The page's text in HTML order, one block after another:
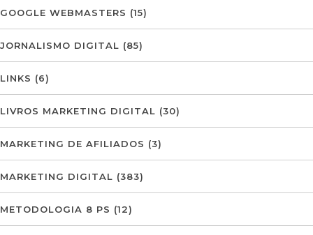
GOOGLE WEBMASTERS (15)
JORNALISMO DIGITAL (85)
LINKS (6)
LIVROS MARKETING DIGITAL (30)
MARKETING DE AFILIADOS (3)
MARKETING DIGITAL (383)
METODOLOGIA 8 PS (12)